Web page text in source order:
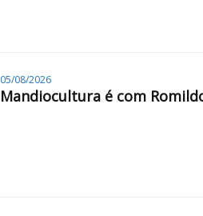
05/08/2026
Mandiocultura é com